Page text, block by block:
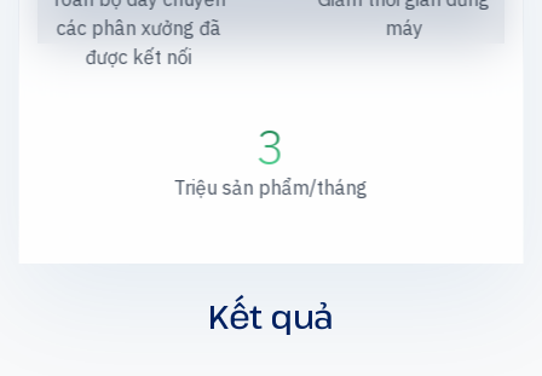
các phân xưởng đã
được kết nối
máy
3
Triệu sản phẩm/tháng
Kết quả